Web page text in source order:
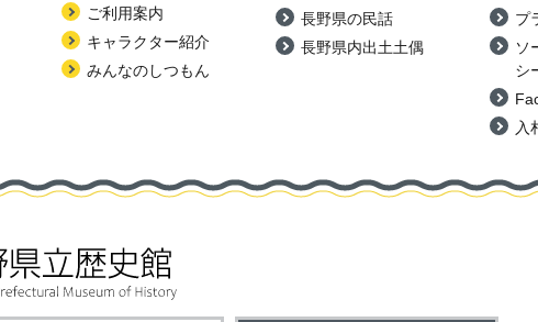
ご利用案内
キャラクター紹介
みんなのしつもん
長野県の民話
長野県内出土土偶
プ
ソ
シ
入